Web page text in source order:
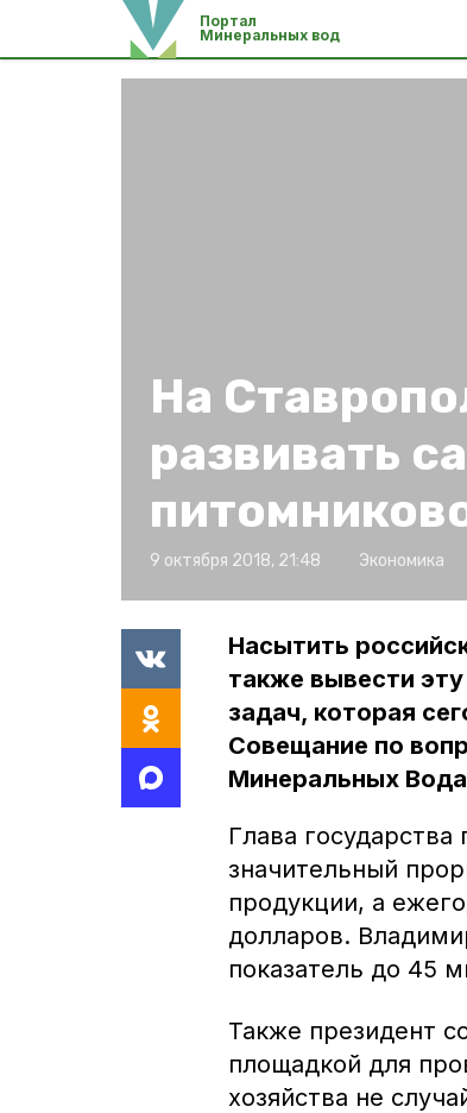
Портал
Минеральных вод
На
развивать
9 октября 2018, 21:48 Экономика
Насытить
также вывести
задач, которая
Совещание по
Минеральных
Глава
значительный
продукции, а
долларов.
показатель до 45
Также президент
площадкой для
хозяйства не